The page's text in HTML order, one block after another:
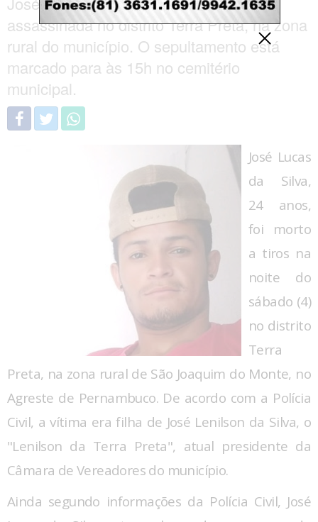
assassinada no distrito Terra Preta, na zona
rural do município. O sepultamento está
marcado para às 15h no cemitério
municipal.
José Lucas
da Silva,
24 anos,
foi morto
a tiros na
noite do
sábado (4)
no distrito
Terra
Preta, na zona rural de São Joaquim do Monte, no
Agreste de Pernambuco. De acordo com a Polícia
Civil, a vítima era filha de José Lenilson da Silva, o
"Lenilson da Terra Preta", atual presidente da
Câmara de Vereadores do município.
Ainda segundo informações da Polícia Civil, José